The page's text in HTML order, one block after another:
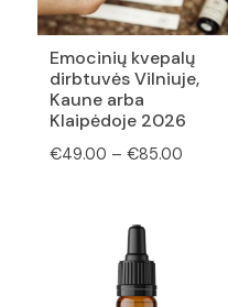
Emocinių kvepalų
dirbtuvės Vilniuje,
Kaune arba
Klaipėdoje 2026
€49.00 – €85.00